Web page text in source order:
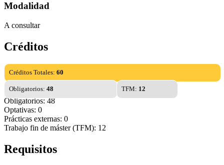
Modalidad
A consultar
Créditos
Créditos Totales: 60
Obligatorios: 48 TFM: 12
Obligatorios: 48
Optativas: 0
Prácticas externas: 0
Trabajo fin de máster (TFM): 12
Requisitos